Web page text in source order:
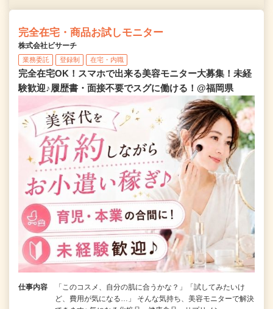
完全在宅・商品お試しモニター
株式会社ビサーチ
業務委託 登録制 在宅・内職
完全在宅OK！スマホで出来る美容モニター大募集！未経
験歓迎♪履歴書・面接不要でスグに働ける！@福岡県
仕事内容
「このコスメ、自分の肌に合うかな？」「試してみたいけ
ど、費用が気になる…」 そんな気持ち、美容モニターで解決